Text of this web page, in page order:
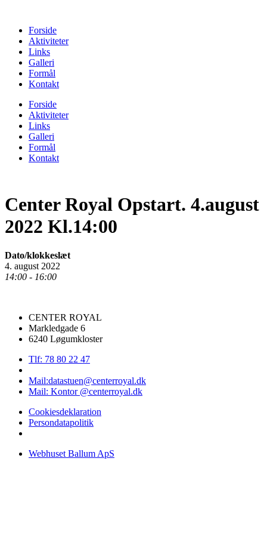
Forside
Aktiviteter
Links
Galleri
Formål
Kontakt
Forside
Aktiviteter
Links
Galleri
Formål
Kontakt
Center Royal Opstart. 4.august
2022 Kl.14:00
Dato/klokkeslæt
4. august 2022
14:00 - 16:00
CENTER ROYAL
Markledgade 6
6240 Løgumkloster
Tlf: 78 80 22 47
Mail:datastuen@centerroyal.dk
Mail: Kontor @centerroyal.dk
Cookiesdeklaration
Persondatapolitik
Webhuset Ballum ApS